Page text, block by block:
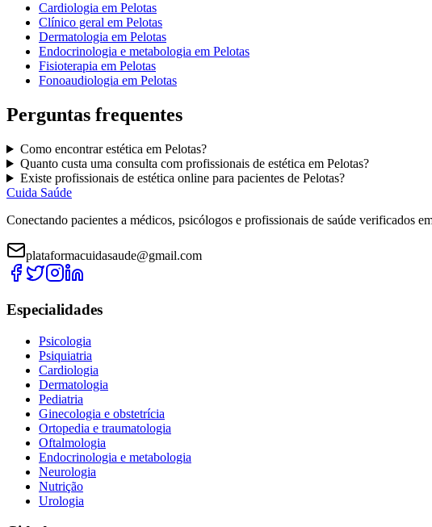
Cardiologia em Pelotas
Clínico geral em Pelotas
Dermatologia em Pelotas
Endocrinologia e metabologia em Pelotas
Fisioterapia em Pelotas
Fonoaudiologia em Pelotas
Perguntas frequentes
Como encontrarestética em Pelotas?
Quanto custa uma consulta com profissionais de estética em Pelotas?
Existe profissionais de estética online para pacientes de Pelotas?
Cuida Saúde
Conectando pacientes a médicos, psicólogos e profissionais de saúde verificados
plataformacuidasaude@gmail.com
Especialidades
Psicologia
Psiquiatria
Cardiologia
Dermatologia
Pediatria
Ginecologia e obstetrícia
Ortopedia e traumatologia
Oftalmologia
Endocrinologia e metabologia
Neurologia
Nutrição
Urologia